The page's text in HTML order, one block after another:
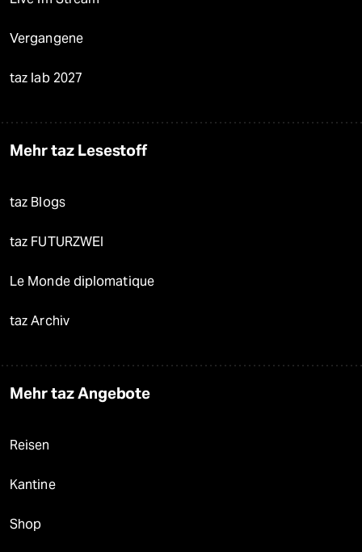
Vergangene
taz lab 2027
Mehr taz Lesestoff
taz Blogs
taz FUTURZWEI
Le Monde diplomatique
taz Archiv
Mehr taz Angebote
Reisen
Kantine
Shop